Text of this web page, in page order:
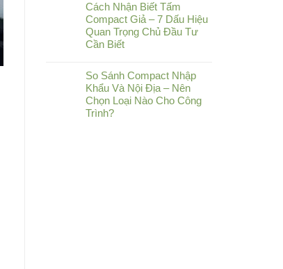
Cách Nhận Biết Tấm
Compact Giả – 7 Dấu Hiệu
Quan Trọng Chủ Đầu Tư
Cần Biết
So Sánh Compact Nhập
Khẩu Và Nội Địa – Nên
Chọn Loại Nào Cho Công
Trình?